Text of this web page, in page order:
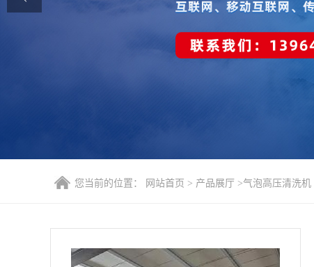
您当前的位置： 网站首页 > 产品展厅 >气泡高压清洗机